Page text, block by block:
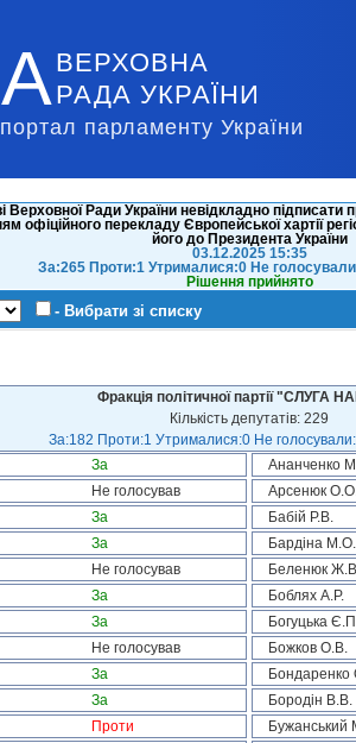
ВЕРХОВНА
РАДА УКРАЇНИ
парламенту України
Верховної Ради України невідкладно
офіційного перекладу Європейської хартії
його до Президента України
03.12.2025 15:35
За:265 Проти:1 Утрималися:0 Не
Рішення прийнято
- Вибрати зі списку
Фракція політичної партії "СЛУГА
Кількість депутатів: 229
За:182 Проти:1 Утрималися:0 Не
За Ананченко
Не голосував Арсенюк
За Бабій Р.В.
За Бардіна М.О.
Не голосував Беленюк
За Боблях А.Р.
За Богуцька
Не голосував Божков О.В.
За Бондаренко
За Бородін В.В.
Проти Бужанський